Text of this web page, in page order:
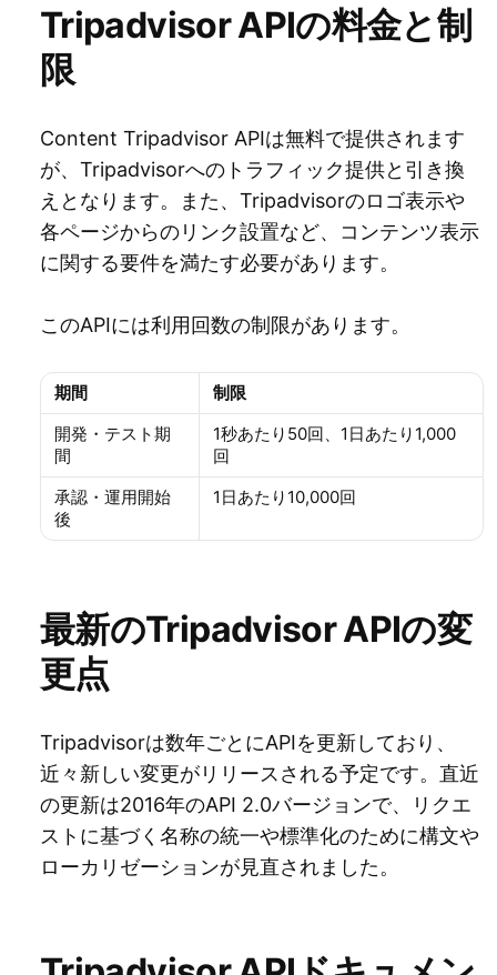
Tripadvisor APIの料金と制
限
Content Tripadvisor APIは無料で提供されます
が、Tripadvisorへのトラフィック提供と引き換
えとなります。また、Tripadvisorのロゴ表示や
各ページからのリンク設置など、コンテンツ表示
に関する要件を満たす必要があります。
このAPIには利用回数の制限があります。
期間
制限
開発・テスト期
間
1秒あたり50回、1日あたり1,000
回
承認・運用開始
後
1日あたり10,000回
最新のTripadvisor APIの変
更点
Tripadvisorは数年ごとにAPIを更新しており、
近々新しい変更がリリースされる予定です。直近
の更新は2016年のAPI 2.0バージョンで、リクエ
ストに基づく名称の統一や標準化のために構文や
ローカリゼーションが見直されました。